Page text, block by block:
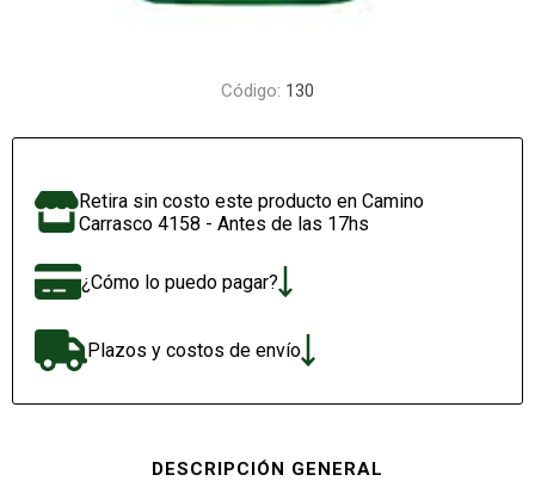
Código: 130
Retira sin costo este producto en Camino
Carrasco 4158 - Antes de las 17hs
¿Cómo lo puedo pagar?
Plazos y costos de envío
DESCRIPCIÓN GENERAL